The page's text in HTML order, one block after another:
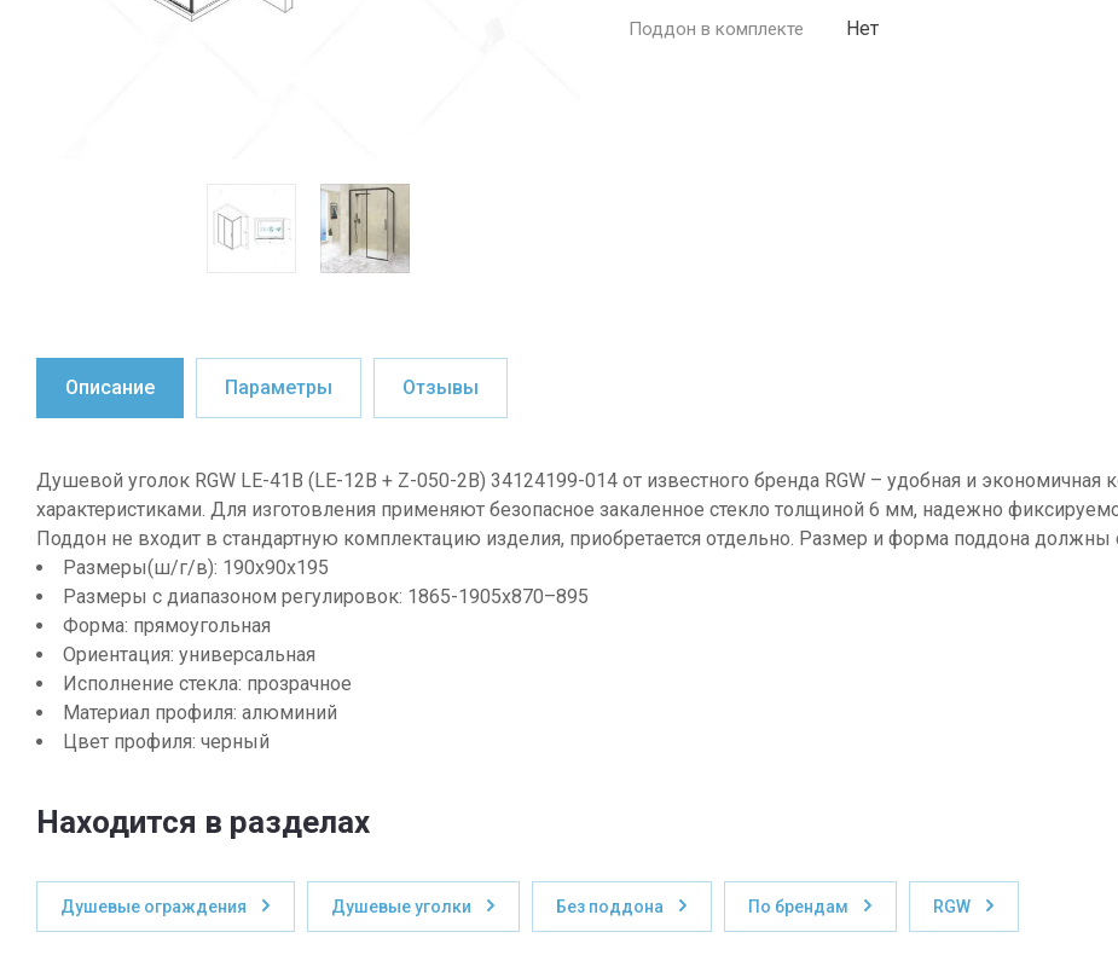
Поддон в комплекте Нет
Описание Параметры Отзывы
Душевой уголок RGW LE-41B (LE-12B + Z-050-2B) 34124199-014 от известного бренда RGW – удобная и
характеристиками. Для изготовления применяют безопасное закаленное стекло толщиной 6 мм, надежно
Поддон не входит в стандартную комплектацию изделия, приобретается отдельно. Размер и форма поддона должны
Размеры(ш/г/в): 190х90х195
Размеры с диапазоном регулировок: 1865-1905x870–895
Форма: прямоугольная
Ориентация: универсальная
Исполнение стекла: прозрачное
Материал профиля: алюминий
Цвет профиля: черный
Находится в разделах
Душевые ограждения Душевые уголки Без поддона По брендам RGW